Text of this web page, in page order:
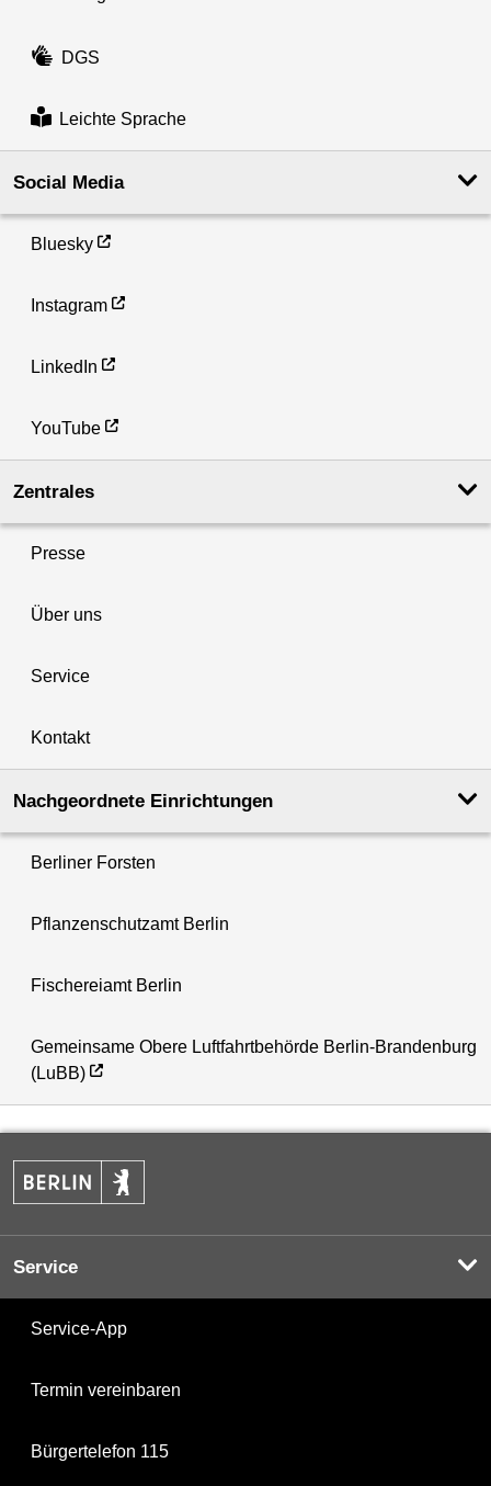
DGS
Leichte Sprache
Social Media
Bluesky
Instagram
LinkedIn
YouTube
Zentrales
Presse
Über uns
Service
Kontakt
Nachgeordnete Einrichtungen
Berliner Forsten
Pflanzenschutzamt Berlin
Fischereiamt Berlin
Gemeinsame Obere Luftfahrtbehörde Berlin-Brandenburg
(LuBB)
Service
Service-App
Termin vereinbaren
Bürgertelefon 115